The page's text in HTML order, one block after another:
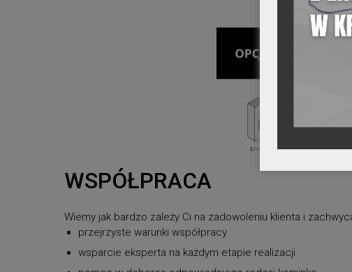
WSPÓŁPRACA
Wiemy jak bardzo zależy Ci na zadowoleniu klienta i
przejrzyste warunki współpracy
wsparcie eksperta na każdym etapie realizacji